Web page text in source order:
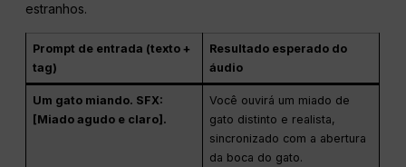
estranhos.
Prompt de entrada (texto +
tag)
Resultado esperado do
áudio
Um gato miando. SFX:
[Miado agudo e claro].
Você ouvirá um miado de
gato distinto e realista,
sincronizado com a abertura
da boca do gato.